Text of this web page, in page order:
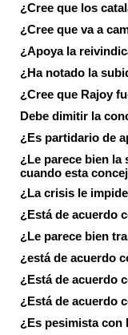
¿Cree que los
¿Cree que va a
¿Apoya la
¿Ha notado la
¿Cree que Rajoy
Debe dimitir la
¿Es partidario de
¿Le parece bien
cuando esta
¿La crisis le
¿Está de acuerdo
¿Le parece bien
¿está de acuerdo
¿Está de acuerdo
¿Está de acuerdo
¿Es pesimista con